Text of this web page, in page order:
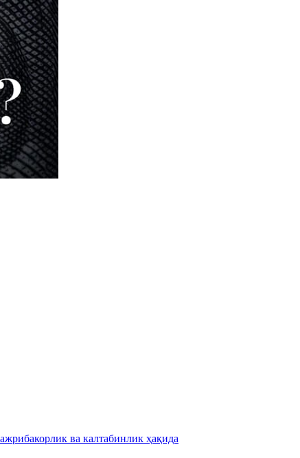
ва калтабинлик ҳақида